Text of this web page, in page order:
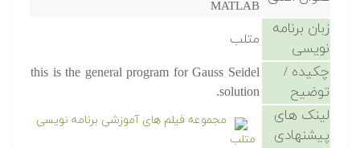
MATLAB
زبان برنامه
نویسی
متلب
چکیده /
توضیح
this is the general program for Gauss Seidel
solution.
لینک های
پیشنهادی
مجموعه فیلم های آموزشی برنامه نویسی
متلب